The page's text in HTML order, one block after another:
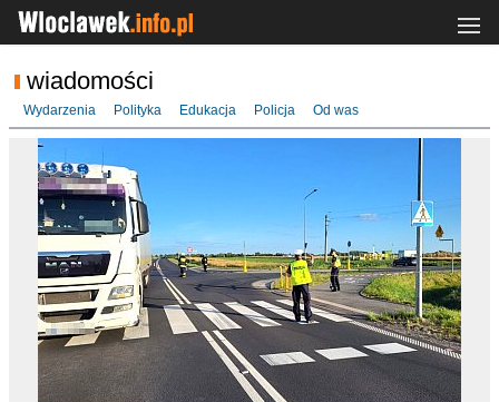
wiadomości
Wydarzenia Polityka Edukacja Policja Od was